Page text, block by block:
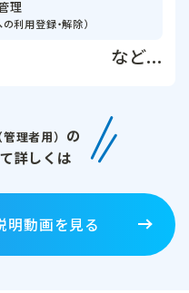
理
利用登録・解除）
など...
管理者用） の
詳しくは
明動画を見る